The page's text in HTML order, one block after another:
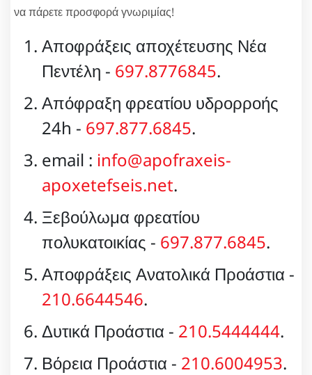
να πάρετε προσφορά γνωριμίας!
Αποφράξεις αποχέτευσης Νέα
Πεντέλη - 697.8776845.
Απόφραξη φρεατίου υδρορροής
24h - 697.877.6845.
email : info@apofraxeis-
apoxetefseis.net.
Ξεβούλωμα φρεατίου
πολυκατοικίας - 697.877.6845.
Αποφράξεις Ανατολικά Προάστια -
210.6644546.
Δυτικά Προάστια - 210.5444444.
Βόρεια Προάστια - 210.6004953.